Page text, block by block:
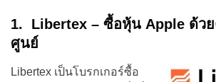
1. Libertex – ซื้อหุ้น Apple ด้วย
ศูนย์
Libertex เป็นโบรกเกอร์ซื้อ